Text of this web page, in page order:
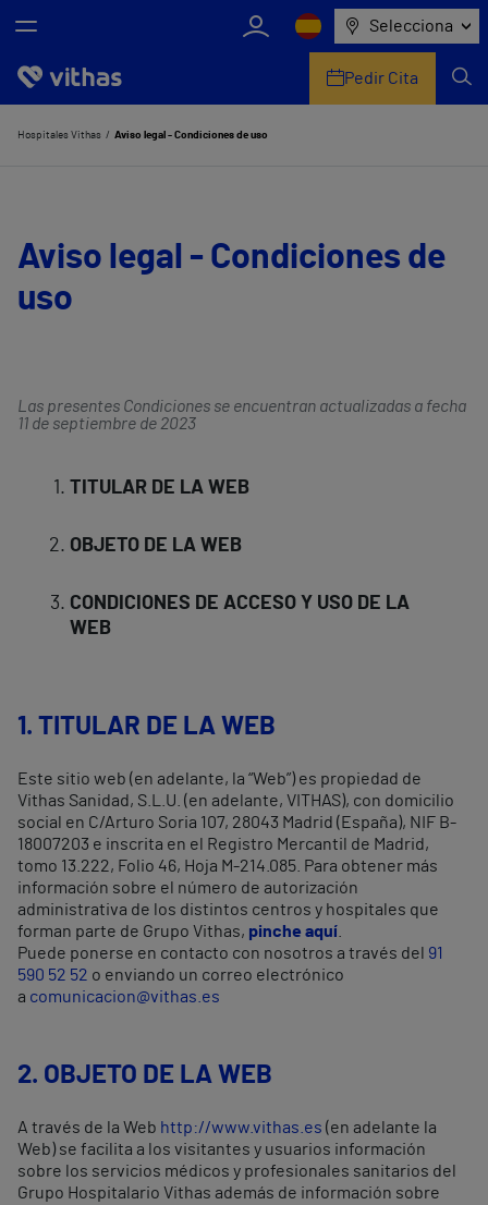
Selecciona
Nosotros
Equipo médico y asistencial
Pedir Cita
Hospitales Vithas Aviso legal - Condiciones de uso
Aviso legal - Condiciones de
uso
Las presentes Condiciones se encuentran actualizadas a fecha
11 de septiembre de 2023
TITULAR DE LA WEB
OBJETO DE LA WEB
CONDICIONES DE ACCESO Y USO DE LA
WEB
1. TITULAR DE LA WEB
Este sitio web (en adelante, la “Web”) es propiedad de
Vithas Sanidad, S.L.U. (en adelante, VITHAS), con domicilio
social en C/Arturo Soria 107, 28043 Madrid (España), NIF B-
18007203 e inscrita en el Registro Mercantil de Madrid,
tomo 13.222, Folio 46, Hoja M-214.085. Para obtener más
información sobre el número de autorización
administrativa de los distintos centros y hospitales que
forman parte de Grupo Vithas, pinche aquí
Puede ponerse en contacto con nosotros a través del 91
590 52 52 o enviando un correo electrónico
a comunicacion@vithas.es
2. OBJETO DE LA WEB
A través de la Web http://www.vithas.es (en adelante la
Web) se facilita a los visitantes y usuarios información
sobre los servicios médicos y profesionales sanitarios del
Grupo Hospitalario Vithas además de información sobre